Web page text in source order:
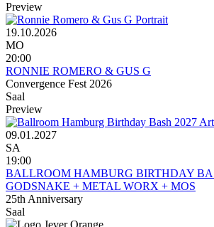
Preview
19.10.2026
MO
20:00
RONNIE ROMERO & GUS G
Convergence Fest 2026
Saal
Preview
09.01.2027
SA
19:00
BALLROOM HAMBURG BIRTHDAY
GODSNAKE + METAL WORX + MOS
25th Anniversary
Saal